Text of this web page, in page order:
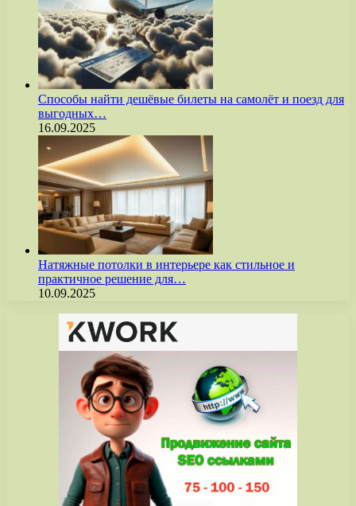
Способы найти дешёвые билеты на самолёт и поезд для
выгодных…
16.09.2025
Натяжные потолки в интерьере как стильное и
практичное решение для…
10.09.2025